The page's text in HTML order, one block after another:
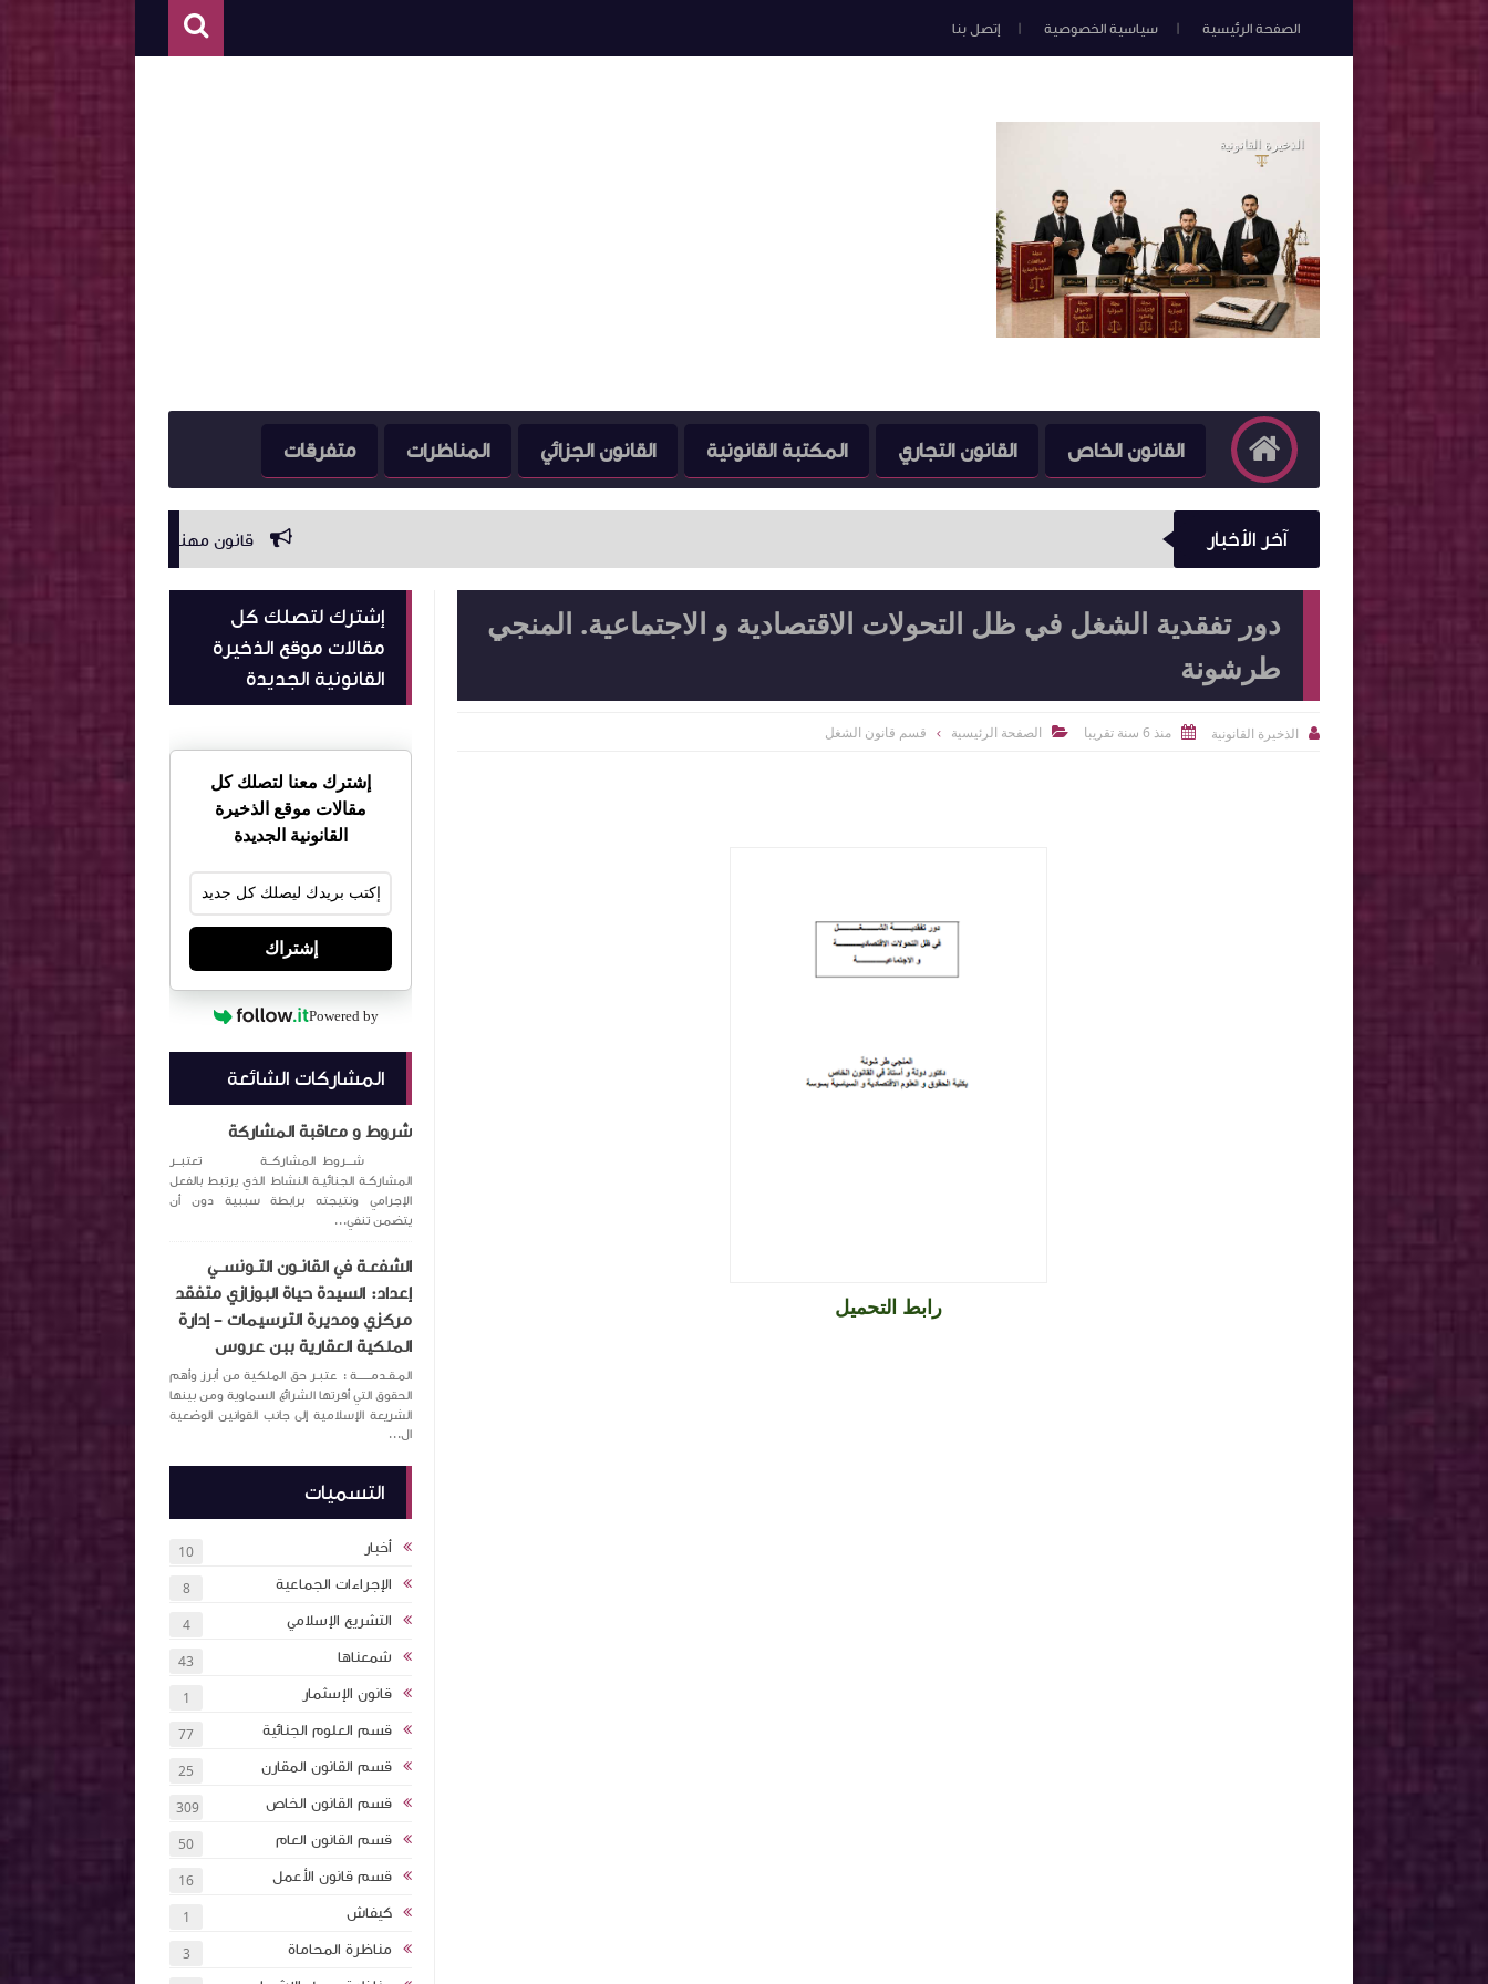
الصفحة الرئيسية سياسية الخصوصية إتصل بنا
القانون الخاص القانون التجاري المكتبة القانونية القانون الجزائي المناظرات متفرقات
آخر الأخبار قانون مهنة عدول الاشهاد.
دور تفقدية الشغل في ظل التحولات الاقتصادية و الاجتماعية. المنجي
طرشونة
 الذخيرة القانونية  منذ 6 سنة تقريبا  الصفحة الرئيسية قسم قانون الشغل
رابط التحميل
إشترك لتصلك كل
مقالات موقع الذخيرة
القانونية الجديدة
إشترك معنا لتصلك كل
مقالات موقع الذخيرة
القانونية الجديدة
إشتراك
Powered by
المشاركات الشائعة
شروط و معاقبة المشاركة
شـــروط المشاركــة تعتبــر
المشاركـة الجنائيـة النشاط الذي يرتبط بالفعل
الإجرامي ونتيجته برابطة سببية دون أن
يتضمن تنفي...
الشفعـة في القانـون التـونســي
إعداد: السيدة حياة البوزازي متفقد
مركزي ومديرة الترسيمات – إدارة
الملكية العقارية ببن عروس
المـقـدمــــــة : عتبـر حق الملكية من أبرز وأهم
الحقوق التي أقرتها الشرائع السماوية ومن بينها
الشريعة الإسلامية إلى جانب القوانين الوضعية
ال...
التسميات
أخبار 10
الإجراءات الجماعية 8
التشريع الإسلامي 4
شمعناها 43
قانون الإسثمار 1
قسم العلوم الجنائية 77
قسم القانون المقارن 25
قسم القانون الخاص 309
قسم القانون العام 50
قسم قانون الأعمل 16
كيفاش 1
مناظرة المحاماة 3